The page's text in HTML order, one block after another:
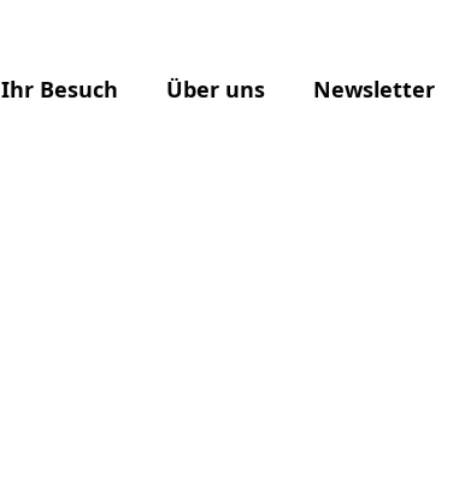
Ihr Besuch Über uns Newsletter